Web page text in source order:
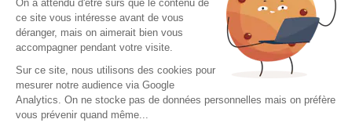
Copyright © 2026 - Tous droits réservés
Qui sommes-nous ?